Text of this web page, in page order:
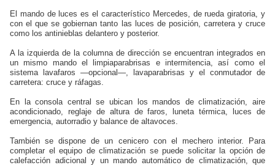
El mando de luces es el característico Mercedes, de rueda giratoria, y
con el que se gobiernan tanto las luces de posición, carretera y cruce
como los antinieblas delantero y posterior.
A la izquierda de la columna de dirección se encuentran integrados en
un mismo mando el limpiaparabrisas e intermitencia, así como el
sistema lavafaros —opcional—, lavaparabrisas y el conmutador de
carretera: cruce y ráfagas.
En la consola central se ubican los mandos de climatización, aire
acondicionado, reglaje de altura de faros, luneta térmica, luces de
emergencia, autorradio y balance de altavoces.
También se dispone de un cenicero con el mechero interior. Para
completar el equipo de climatización se puede solicitar la opción de
calefacción adicional y un mando automático de climatización, que